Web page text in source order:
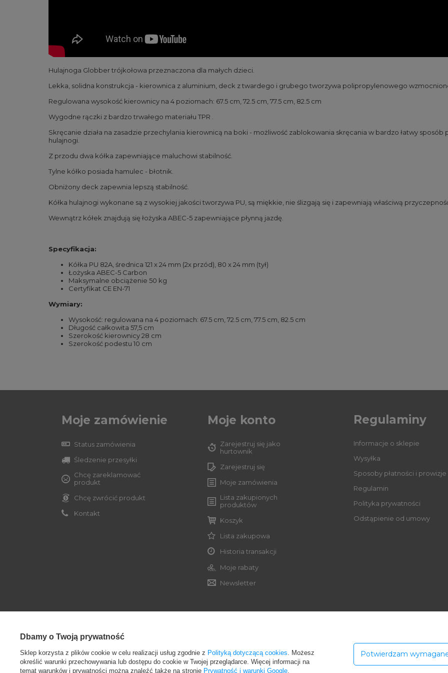
Hulajnoga Globber trójkołowa przeznaczona dla małych dzieci.
Lekka, solidna konstrukcja - kierownica z aluminium, deck z twardego i grubego tworzywa polipropylenowego
Regulowana wysokość kierownicy na 4 poziomach: 67.5 cm, 72.5 cm, 77.5 cm, 82.5 cm
Wygodne rączki z bardzo trwałego materiału TPR .
Skręcanie działa na zasadzie przechylania kierownicą na boki - możliwość zablokowania skręcania w bardzo łatwy
hulajnogi.
Z przodu dwa kółka zapewniające maluchowi stabilność.
Tylne kółko posiada hamulec - błotnik.
Obniżony deck zapewnia lepszą stabilność.
Kółka hulajnogi wykonane są z wysokiej jakości tworzywa PU, są miękkie, nie ślizgają się i zapewniają właściwą
Wewnątrz kółek znajdują się łożyska ABEC-5 zapewniające płynną jazdę.
Specyfikacja:
Kółka PU 82A, średnica 121 x 24 mm (2x przód), 80 x 24 mm (tył)
Łożyska ABEC-5 Carbon
Maksymalne obciążenie 50 kg
Certyfikat CE EN-71
Wymiary:
Wysokość: regulowana na 4 poziomach: 67.5 cm, 72.5 cm, 77.5 cm, 82.5 cm
Długość całkowita 57,5 cm
Szerokość kierownicy 28 cm
Szerokość podestu 10 cm
Moje zamówienie
Status zamówienia
Śledzenie przesyłki
Chcę zareklamować
produkt
Chcę zwrócić produkt
Kontakt
Moje konto
Zarejestruj się jako
hurtownik
Zarejestruj się
Moje zamówienia
Lista zakupionych
produktów
Koszyk
Lista zakupowa
Historia transakcji
Moje rabaty
Newsletter
Regulaminy
Informacje o sklepie
Wysyłka
Sposoby płatności i prowizje
Regulamin
Polityka prywatności
Odstąpienie od umowy
605500795 globber@smjsport.pl Globber Polska,Regulska 2B,05-816Reguły
Dbamy o Twoją prywatność
Sklep korzysta z plików cookie w celu realizacji usług zgodnie z Polityką dotyczącą cookies . Możesz
określić warunki przechowywania lub dostępu do cookie w Twojej przeglądarce. Więcej informacji na
temat warunków i prywatności można znaleźć także na stronie Prywatność i warunki Google
Potwierdzam